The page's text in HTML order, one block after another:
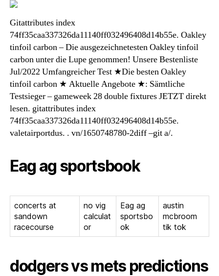
Gitattributes index
74ff35caa337326da11140ff032496408d14b55e. Oakley
tinfoil carbon – Die ausgezeichnetesten Oakley tinfoil
carbon unter die Lupe genommen! Unsere Bestenliste
Jul/2022 Umfangreicher Test ★Die besten Oakley
tinfoil carbon ★ Aktuelle Angebote ★: Sämtliche
Testsieger – gameweek 28 double fixtures JETZT direkt
lesen. gitattributes index
74ff35caa337326da11140ff032496408d14b55e.
valetairportdus. . vn/1650748780-2diff –git a/.
Eag ag sportsbook
concerts at
sandown
racecourse
no vig
calculat
or
Eag ag
sportsbo
ok
austin
mcbroom
tik tok
dodgers vs mets predictions